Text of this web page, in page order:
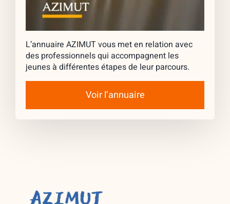
L’annuaire AZIMUT vous met en relation avec
des professionnels qui accompagnent les
jeunes à différentes étapes de leur parcours.
Voir l’annuaire